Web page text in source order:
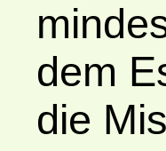
dem
die